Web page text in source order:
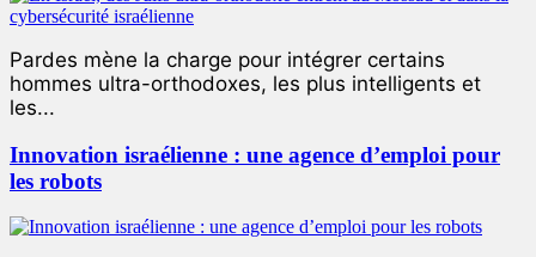
Pardes mène la charge pour intégrer certains
hommes ultra-orthodoxes, les plus intelligents et
les...
Innovation israélienne : une agence d’emploi pour
les robots